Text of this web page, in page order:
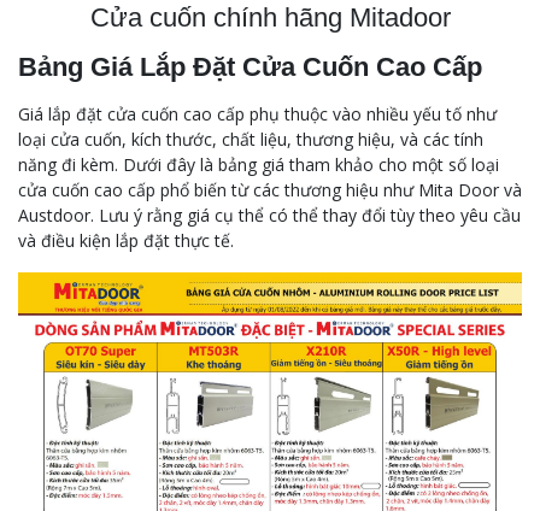
Cửa cuốn chính hãng Mitadoor
Bảng Giá Lắp Đặt Cửa Cuốn Cao Cấp
Giá lắp đặt cửa cuốn cao cấp phụ thuộc vào nhiều yếu tố như
loại cửa cuốn, kích thước, chất liệu, thương hiệu, và các tính
năng đi kèm. Dưới đây là bảng giá tham khảo cho một số loại
cửa cuốn cao cấp phổ biến từ các thương hiệu như Mita Door và
Austdoor. Lưu ý rằng giá cụ thể có thể thay đổi tùy theo yêu cầu
và điều kiện lắp đặt thực tế.